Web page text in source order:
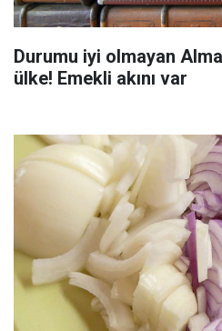
Durumu iyi olmayan
ülke! Emekli akını var